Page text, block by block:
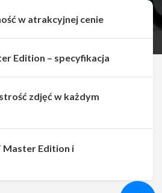
w atrakcyjnej cenie
Edition – specyfikacja
zdjęć w każdym
Master Edition i